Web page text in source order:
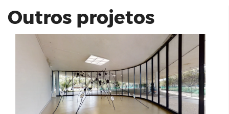
Outros projetos
Sinfonia Vila Mascote - Unidades 14 e
16 | Kallas